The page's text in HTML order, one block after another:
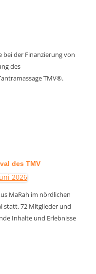
bei der Finanzierung von
des
TMV®.
des TMV
MaRah im nördlichen
statt. 72 Mitglieder und
Inhalte und Erlebnisse